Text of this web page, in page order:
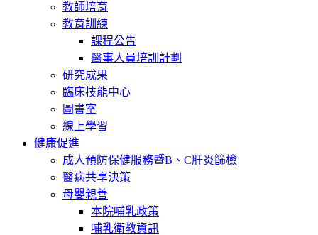
教師培育
教育訓練
課程公告
醫事人員培訓計劃
研究成果
臨床技能中心
圖書室
線上學習
健康促進
成人預防保健服務暨B、C肝炎篩檢
醫病共享決策
母嬰親善
本院哺乳政策
哺乳衛教資訊